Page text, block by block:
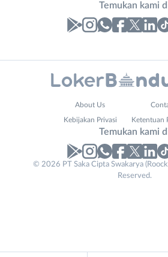
Temukan kami
Lowongan
No. Telp /
Asisten
Bandung
About Us
Kebijakan Privasi Ketentuan
Temukan kami
© 2026 PT Saka Cipta Swakarya
Reserved.